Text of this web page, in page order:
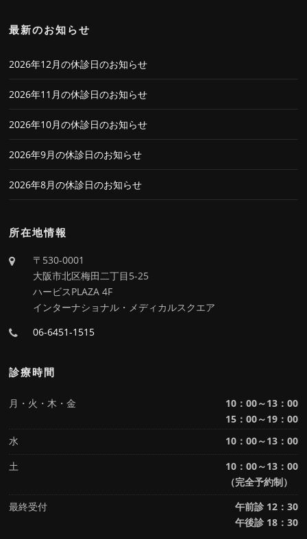
最新のお知らせ
2026年12月の休診日のお知らせ
2026年11月の休診日のお知らせ
2026年10月の休診日のお知らせ
2026年9月の休診日のお知らせ
2026年8月の休診日のお知らせ
所在地情報
〒530-0001
大阪市北区梅田二丁目5-25
ハービスPLAZA 4F
インターナショナル・メディカルスクエア
06-6451-1515
診療時間
月・火・木・金
10：00～13：00
15：00～19：00
水
10：00～13：00
土
10：00～13：00
（完全予約制）
最終受付
午前診 12：30
午後診 18：30